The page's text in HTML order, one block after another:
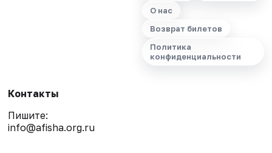
О нас
Возврат билетов
Политика
конфиденциальности
Контакты
Пишите:
info@afisha.org.ru